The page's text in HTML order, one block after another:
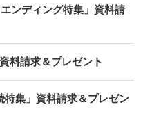
ンディング特集」資料請
料請求＆プレゼント
特集」資料請求＆プレゼン